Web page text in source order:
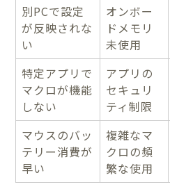
別PCで設定
が反映されな
い
オンボー
ドメモリ
未使用
特定アプリで
マクロが機能
しない
アプリの
セキュリ
ティ制限
マウスのバッ
テリー消費が
早い
複雑なマ
クロの頻
繁な使用